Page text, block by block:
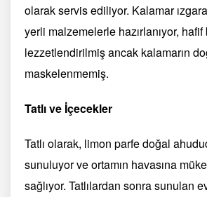
olarak servis ediliyor. Kalamar
yerli malzemelerle hazırlanıyor,
lezzetlendirilmiş ancak kalamarın
maskelenmemiş.
Tatlı ve İçecekler
Tatlı olarak, limon parfe doğal
sunuluyor ve ortamın havasına
sağlıyor. Tatlılardan sonra sunulan